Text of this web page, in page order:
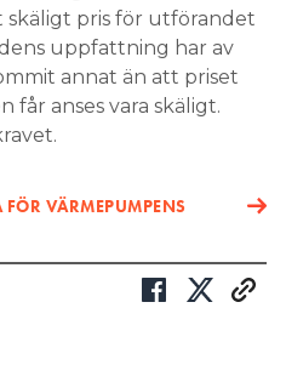
pris för utförandet
uppfattning har av
annat än att priset
anses vara skäligt.
FÖR VÄRMEPUMPENS